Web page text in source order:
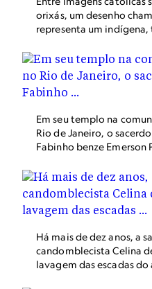
orixás, um desenho
representa um
Espírita Santa Catarina.
Em seu templo na
Rio de Janeiro, o
Fabinho benze Emerson
Há mais de dez anos, a
candomblecista Celina
lavagem das escadas